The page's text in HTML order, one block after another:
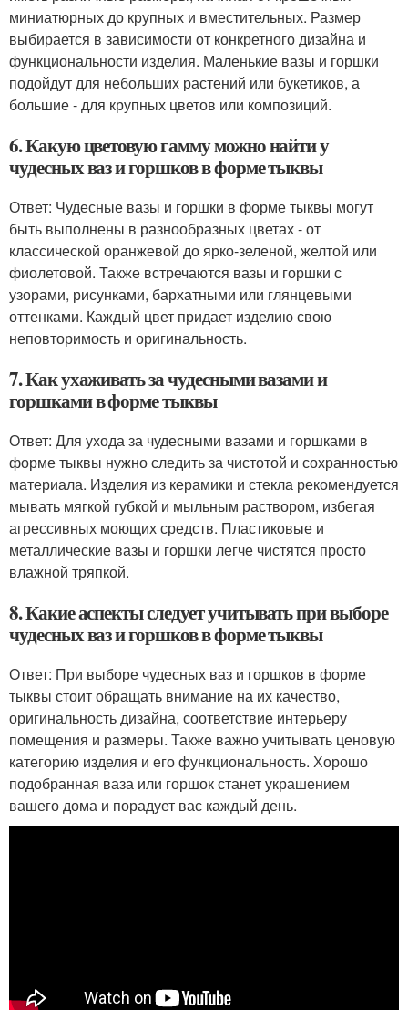
миниатюрных до крупных и вместительных. Размер
выбирается в зависимости от конкретного дизайна и
функциональности изделия. Маленькие вазы и горшки
подойдут для небольших растений или букетиков, а
большие - для крупных цветов или композиций.
6. Какую цветовую гамму можно найти у
чудесных ваз и горшков в форме тыквы
Ответ: Чудесные вазы и горшки в форме тыквы могут
быть выполнены в разнообразных цветах - от
классической оранжевой до ярко-зеленой, желтой или
фиолетовой. Также встречаются вазы и горшки с
узорами, рисунками, бархатными или глянцевыми
оттенками. Каждый цвет придает изделию свою
неповторимость и оригинальность.
7. Как ухаживать за чудесными вазами и
горшками в форме тыквы
Ответ: Для ухода за чудесными вазами и горшками в
форме тыквы нужно следить за чистотой и сохранностью
материала. Изделия из керамики и стекла рекомендуется
мывать мягкой губкой и мыльным раствором, избегая
агрессивных моющих средств. Пластиковые и
металлические вазы и горшки легче чистятся просто
влажной тряпкой.
8. Какие аспекты следует учитывать при выборе
чудесных ваз и горшков в форме тыквы
Ответ: При выборе чудесных ваз и горшков в форме
тыквы стоит обращать внимание на их качество,
оригинальность дизайна, соответствие интерьеру
помещения и размеры. Также важно учитывать ценовую
категорию изделия и его функциональность. Хорошо
подобранная ваза или горшок станет украшением
вашего дома и порадует вас каждый день.